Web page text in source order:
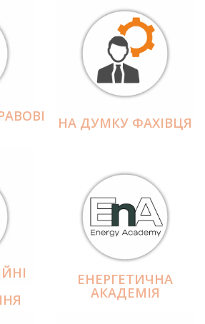
НА ДУМКУ ФАХІВЦЯ
ЕНЕРГЕТИЧНА
АКАДЕМІЯ